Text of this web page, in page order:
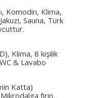
Komodin, Klima,
Sauna, Türk
Klima, 8 kişilik
& Lavabo
Katta)
fırın,